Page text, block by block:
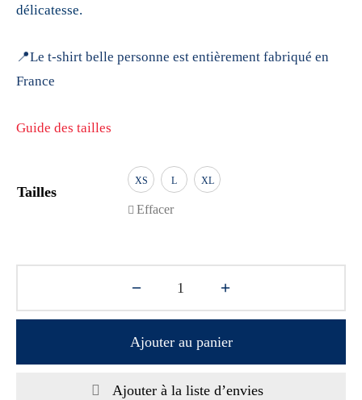
délicatesse.
📍Le t-shirt belle personne est entièrement fabriqué en
France
Guide des tailles
Tailles
XS L XL
Effacer
Ajouter au panier
Ajouter à la liste d’envies